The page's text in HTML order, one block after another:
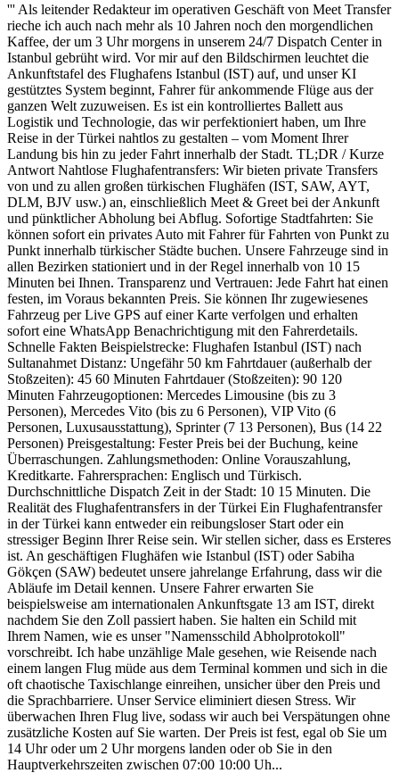
''' Als leitender Redakteur im operativen Geschäft von Meet Transfer
rieche ich auch nach mehr als 10 Jahren noch den morgendlichen
Kaffee, der um 3 Uhr morgens in unserem 24/7 Dispatch Center in
Istanbul gebrüht wird. Vor mir auf den Bildschirmen leuchtet die
Ankunftstafel des Flughafens Istanbul (IST) auf, und unser KI
gestütztes System beginnt, Fahrer für ankommende Flüge aus der
ganzen Welt zuzuweisen. Es ist ein kontrolliertes Ballett aus
Logistik und Technologie, das wir perfektioniert haben, um Ihre
Reise in der Türkei nahtlos zu gestalten – vom Moment Ihrer
Landung bis hin zu jeder Fahrt innerhalb der Stadt. TL;DR / Kurze
Antwort Nahtlose Flughafentransfers: Wir bieten private Transfers
von und zu allen großen türkischen Flughäfen (IST, SAW, AYT,
DLM, BJV usw.) an, einschließlich Meet & Greet bei der Ankunft
und pünktlicher Abholung bei Abflug. Sofortige Stadtfahrten: Sie
können sofort ein privates Auto mit Fahrer für Fahrten von Punkt zu
Punkt innerhalb türkischer Städte buchen. Unsere Fahrzeuge sind in
allen Bezirken stationiert und in der Regel innerhalb von 10 15
Minuten bei Ihnen. Transparenz und Vertrauen: Jede Fahrt hat einen
festen, im Voraus bekannten Preis. Sie können Ihr zugewiesenes
Fahrzeug per Live GPS auf einer Karte verfolgen und erhalten
sofort eine WhatsApp Benachrichtigung mit den Fahrerdetails.
Schnelle Fakten Beispielstrecke: Flughafen Istanbul (IST) nach
Sultanahmet Distanz: Ungefähr 50 km Fahrtdauer (außerhalb der
Stoßzeiten): 45 60 Minuten Fahrtdauer (Stoßzeiten): 90 120
Minuten Fahrzeugoptionen: Mercedes Limousine (bis zu 3
Personen), Mercedes Vito (bis zu 6 Personen), VIP Vito (6
Personen, Luxusausstattung), Sprinter (7 13 Personen), Bus (14 22
Personen) Preisgestaltung: Fester Preis bei der Buchung, keine
Überraschungen. Zahlungsmethoden: Online Vorauszahlung,
Kreditkarte. Fahrersprachen: Englisch und Türkisch.
Durchschnittliche Dispatch Zeit in der Stadt: 10 15 Minuten. Die
Realität des Flughafentransfers in der Türkei Ein Flughafentransfer
in der Türkei kann entweder ein reibungsloser Start oder ein
stressiger Beginn Ihrer Reise sein. Wir stellen sicher, dass es Ersteres
ist. An geschäftigen Flughäfen wie Istanbul (IST) oder Sabiha
Gökçen (SAW) bedeutet unsere jahrelange Erfahrung, dass wir die
Abläufe im Detail kennen. Unsere Fahrer erwarten Sie
beispielsweise am internationalen Ankunftsgate 13 am IST, direkt
nachdem Sie den Zoll passiert haben. Sie halten ein Schild mit
Ihrem Namen, wie es unser "Namensschild Abholprotokoll"
vorschreibt. Ich habe unzählige Male gesehen, wie Reisende nach
einem langen Flug müde aus dem Terminal kommen und sich in die
oft chaotische Taxischlange einreihen, unsicher über den Preis und
die Sprachbarriere. Unser Service eliminiert diesen Stress. Wir
überwachen Ihren Flug live, sodass wir auch bei Verspätungen ohne
zusätzliche Kosten auf Sie warten. Der Preis ist fest, egal ob Sie um
14 Uhr oder um 2 Uhr morgens landen oder ob Sie in den
Hauptverkehrszeiten zwischen 07:00 10:00 Uh...